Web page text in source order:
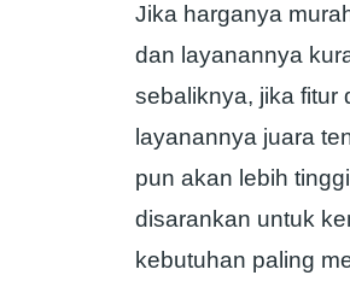
Jika harganya
dan layanannya
sebaliknya, jika fitur
layanannya juara
pun akan lebih
disarankan untuk
kebutuhan paling